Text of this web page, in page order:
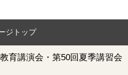
ジトップ
育講演会・第50回夏季講習会